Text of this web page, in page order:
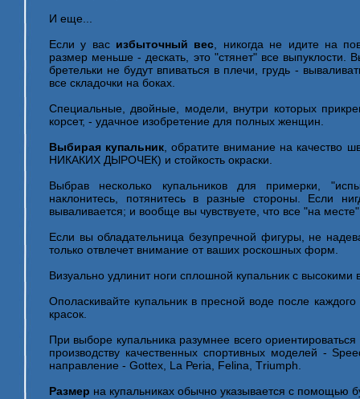
И еще...
Если у вас избыточный вес , никогда не идите на
размер меньше - дескать, это "стянет" все выпуклости.
бретельки не будут впиваться в плечи, грудь -
все складочки на боках.
Специальные, двойные, модели, внутри которых
корсет, - удачное изобретение для полных женщин.
Выбирая купальник , обратите внимание на качество
НИКАКИХ ДЫРОЧЕК) и стойкость окраски.
Выбрав несколько купальников для примерки,
наклонитесь, потянитесь в разные стороны. Если
вываливается; и вообще вы чувствуете, что все "на
Если вы обладательница безупречной фигуры, не
только отвлечет внимание от ваших роскошных форм.
Визуально удлинит ноги сплошной купальник с высокими
Ополаскивайте купальник в пресной воде после
красок.
При выборе купальника разумнее всего
производству качественных спортивных моделей -
направление - Gottех, Lа Реriа, Felina, Тriumph.
Размер на купальниках обычно указывается с помощью